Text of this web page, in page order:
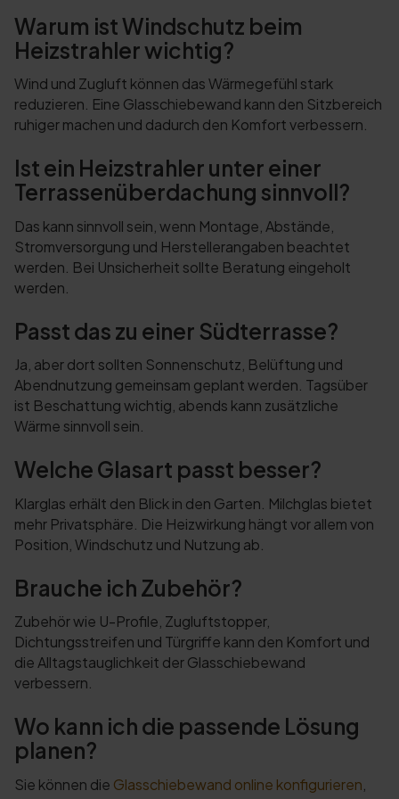
Warum ist Windschutz beim
Heizstrahler wichtig?
Wind und Zugluft können das Wärmegefühl stark
reduzieren. Eine Glasschiebewand kann den Sitzbereich
ruhiger machen und dadurch den Komfort verbessern.
Ist ein Heizstrahler unter einer
Terrassenüberdachung sinnvoll?
Das kann sinnvoll sein, wenn Montage, Abstände,
Stromversorgung und Herstellerangaben beachtet
werden. Bei Unsicherheit sollte Beratung eingeholt
werden.
Passt das zu einer Südterrasse?
Ja, aber dort sollten Sonnenschutz, Belüftung und
Abendnutzung gemeinsam geplant werden. Tagsüber
ist Beschattung wichtig, abends kann zusätzliche
Wärme sinnvoll sein.
Welche Glasart passt besser?
Klarglas erhält den Blick in den Garten. Milchglas bietet
mehr Privatsphäre. Die Heizwirkung hängt vor allem von
Position, Windschutz und Nutzung ab.
Brauche ich Zubehör?
Zubehör wie U-Profile, Zugluftstopper,
Dichtungsstreifen und Türgriffe kann den Komfort und
die Alltagstauglichkeit der Glasschiebewand
verbessern.
Wo kann ich die passende Lösung
planen?
Sie können die Glasschiebewand online konfigurieren